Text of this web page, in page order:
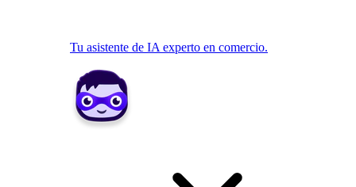
Tu asistente de IA experto en comercio.